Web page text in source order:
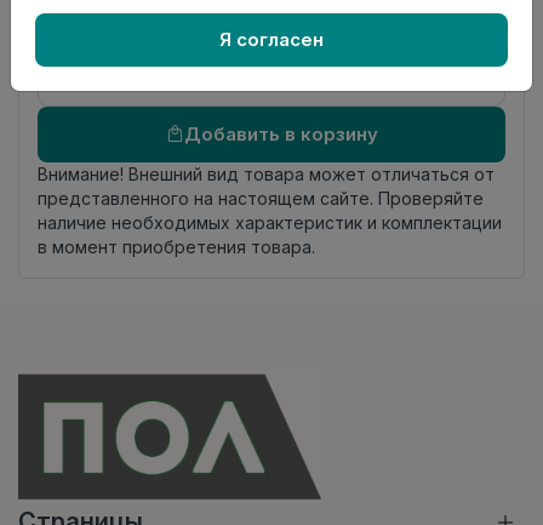
23.0 пог. м
Добавить в корзину
Внимание! Внешний вид товара может отличаться от
представленного на настоящем сайте. Проверяйте
наличие необходимых характеристик и комплектации
в момент приобретения товара.
Я согласен